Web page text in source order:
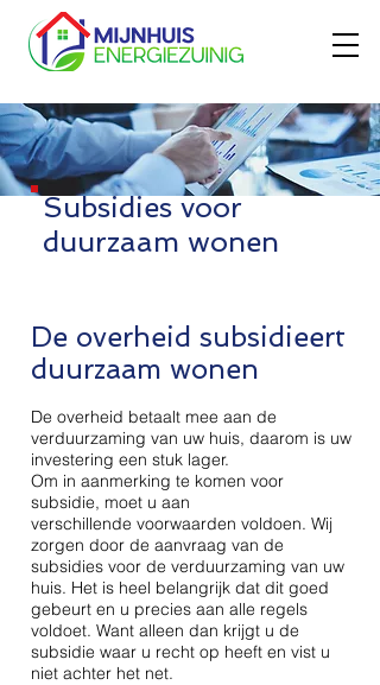
Subsidies voor
duurzaam wonen
De overheid subsidieert
duurzaam wonen
De overheid betaalt mee aan de
verduurzaming van uw huis, daarom is uw
investering een stuk lager.
Om in aanmerking te komen voor
subsidie, moet u aan
verschillende voorwaarden voldoen. Wij
zorgen door de aanvraag van de
subsidies voor de verduurzaming van uw
huis. Het is heel belangrijk dat dit goed
gebeurt en u precies aan alle regels
voldoet. Want alleen dan krijgt u de
subsidie waar u recht op heeft en vist u
niet achter het net.